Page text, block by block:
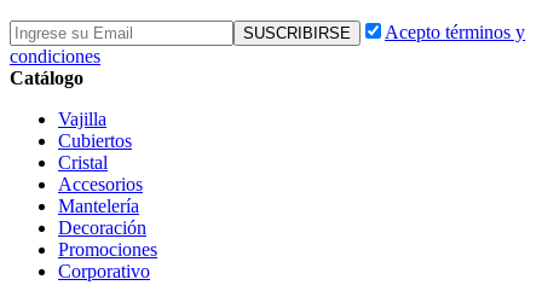
Acepto términos y
condiciones
Catálogo
Vajilla
Cubiertos
Cristal
Accesorios
Mantelería
Decoración
Promociones
Corporativo